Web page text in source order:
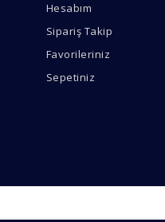
Hesabım
Sipariş Takip
Favorileriniz
Sepetiniz